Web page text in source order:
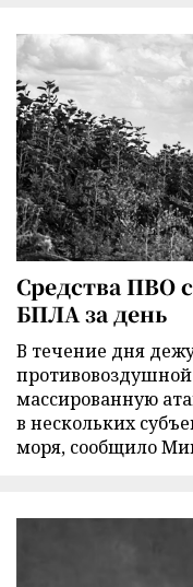
Средства ПВО
БПЛА за день
В течение дня
массированную
в нескольких
моря, сообщило